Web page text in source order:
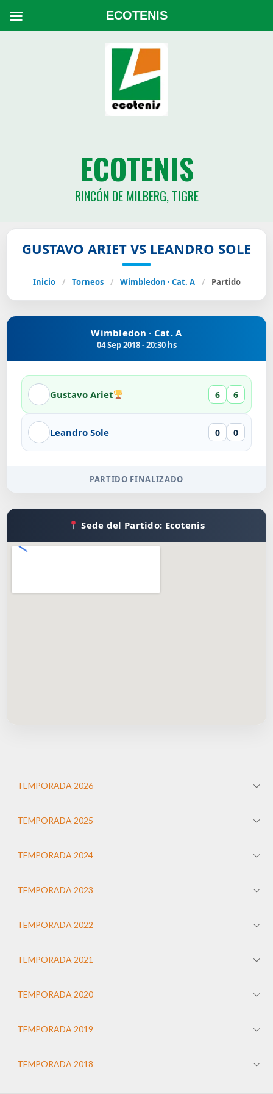
ECOTENIS
RINCÓN DE MILBERG, TIGRE
GUSTAVO ARIET VS LEANDRO SOLE
Inicio / Torneos / Wimbledon · Cat. A / Partido
Wimbledon · Cat. A
04 Sep 2018 - 20:30 hs
Gustavo Ariet 6 6
Leandro Sole 0 0
PARTIDO FINALIZADO
Sede del Partido: Ecotenis
TEMPORADA 2026
TEMPORADA 2025
TEMPORADA 2024
TEMPORADA 2023
TEMPORADA 2022
TEMPORADA 2021
TEMPORADA 2020
TEMPORADA 2019
TEMPORADA 2018
ECOTENIS